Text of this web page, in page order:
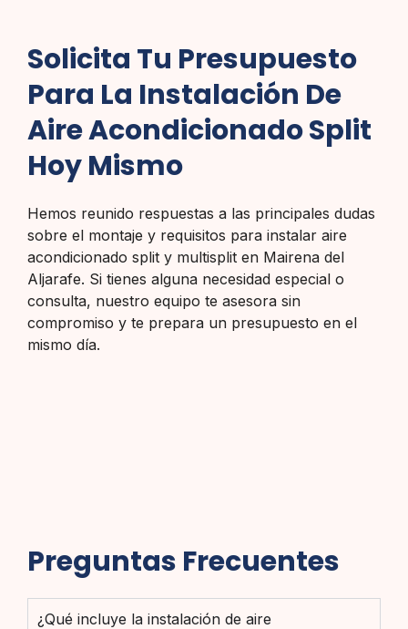
Solicita Tu Presupuesto
Para La Instalación De
Aire Acondicionado Split
Hoy Mismo
Hemos reunido respuestas a las principales dudas
sobre el montaje y requisitos para instalar aire
acondicionado split y multisplit en Mairena del
Aljarafe. Si tienes alguna necesidad especial o
consulta, nuestro equipo te asesora sin
compromiso y te prepara un presupuesto en el
mismo día.
Preguntas Frecuentes
¿Qué incluye la instalación de aire